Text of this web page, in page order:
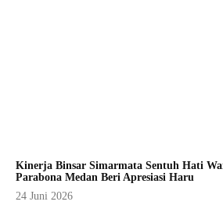
Kinerja Binsar Simarmata Sentuh Hati
Parabona Medan Beri Apresiasi Haru
24 Juni 2026